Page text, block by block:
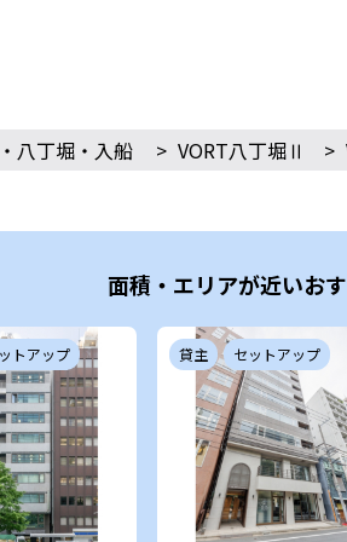
八丁堀・入船 > VORT八丁堀Ⅱ >
面積・エリアが近いお
トアップ 貸主 セットアップ